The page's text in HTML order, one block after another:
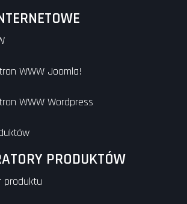
WWW Joomla!
WWW Wordpress
PRODUKTÓW
produktu